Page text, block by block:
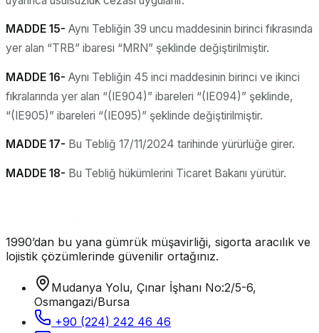
MADDE 15- Aynı Tebliğin 39 uncu maddesinin birinci fıkrasında
yer alan “TRB” ibaresi “MRN” şeklinde değiştirilmiştir.
MADDE 16- Aynı Tebliğin 45 inci maddesinin birinci ve ikinci
fıkralarında yer alan “(IE904)” ibareleri “(IE094)” şeklinde,
“(IE905)” ibareleri “(IE095)” şeklinde değiştirilmiştir.
MADDE 17- Bu Tebliğ 17/11/2024 tarihinde yürürlüğe girer.
MADDE 18- Bu Tebliğ hükümlerini Ticaret Bakanı yürütür.
1990’dan bu yana gümrük müşavirliği, sigorta aracılık ve
lojistik çözümlerinde güvenilir ortağınız.
Mudanya Yolu, Çınar İşhanı No:2/5-6,
Osmangazi/Bursa
+90 (224) 242 46 46